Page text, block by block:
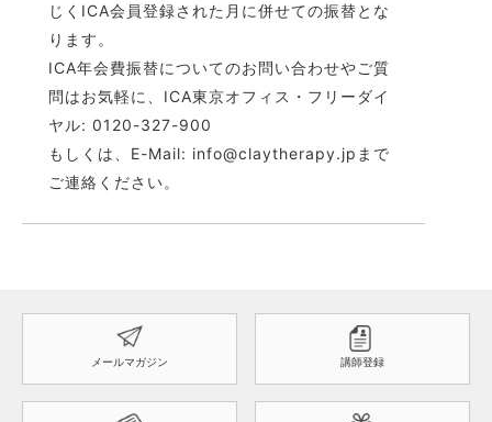
じくICA会員登録された月に併せての振替とな
ります。
ICA年会費振替についてのお問い合わせやご質
問はお気軽に、ICA東京オフィス・フリーダイ
ヤル: 0120-327-900
もしくは、E-Mail: info@claytherapy.jpまで
ご連絡ください。
メールマガジン 講師登録